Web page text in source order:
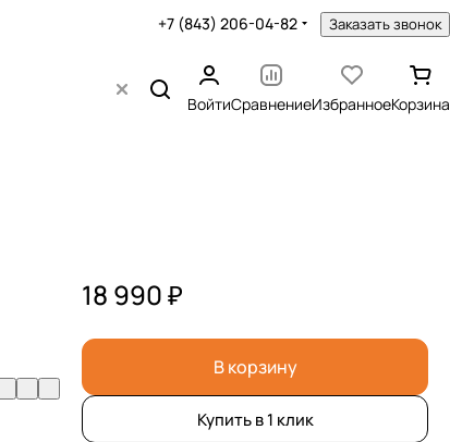
+7 (843) 206-04-82 Заказать звонок
ВойтиСравнениеИзбранноеКорзина
18 990 ₽
В корзину
Купить в 1 клик